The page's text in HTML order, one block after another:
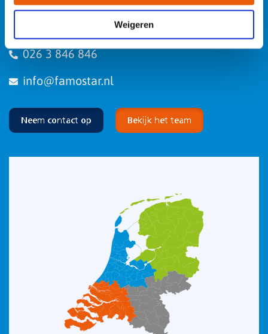
Weigeren
persoonlijk aanspreekpunt. Heb je een vraag? Neem contact
026 3 846 846
info@famostar.nl
Neem contact op Bekijk het team